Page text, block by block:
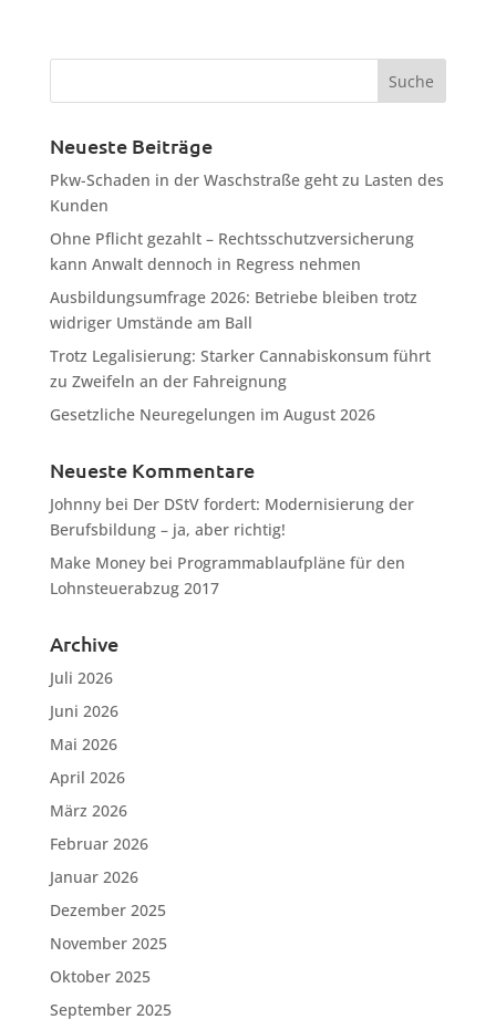
Neueste Beiträge
Pkw-Schaden in der Waschstraße geht zu Lasten des
Kunden
Ohne Pflicht gezahlt – Rechtsschutzversicherung
kann Anwalt dennoch in Regress nehmen
Ausbildungsumfrage 2026: Betriebe bleiben trotz
widriger Umstände am Ball
Trotz Legalisierung: Starker Cannabiskonsum führt
zu Zweifeln an der Fahreignung
Gesetzliche Neuregelungen im August 2026
Neueste Kommentare
Johnnybei Der DStV fordert: Modernisierung der
Berufsbildung – ja, aber richtig!
Make Moneybei Programmablaufpläne für den
Lohnsteuerabzug 2017
Archive
Juli 2026
Juni 2026
Mai 2026
April 2026
März 2026
Februar 2026
Januar 2026
Dezember 2025
November 2025
Oktober 2025
September 2025